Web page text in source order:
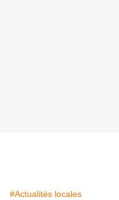
#Actualités locales